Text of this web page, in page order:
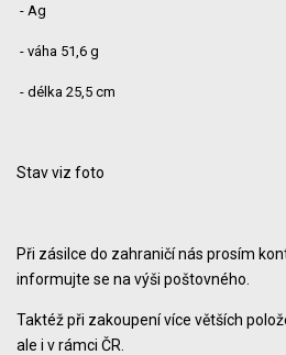
- Ag
- váha 51,6 g
- délka 25,5 cm
Stav viz foto
Při zásilce do zahraničí nás prosím
informujte se na výši poštovného.
Taktéž při zakoupení více větších
ale i v rámci ČR.